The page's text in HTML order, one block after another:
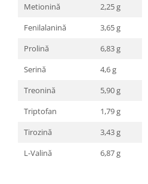
Metionină
2,25 g
Fenilalanină
3,65 g
Prolină
6,83 g
Serină
4,6 g
Treonină
5,90 g
Triptofan
1,79 g
Tirozină
3,43 g
L-Valină
6,87 g